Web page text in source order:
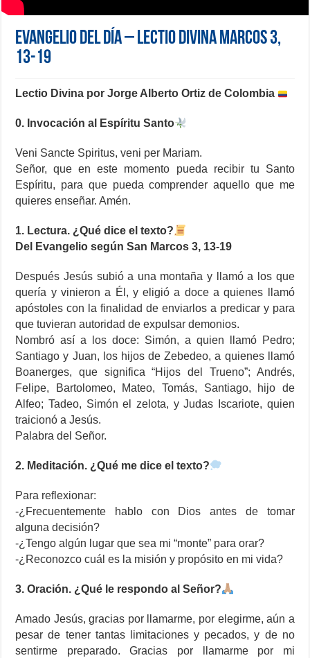
Evangelio del día – Lectio Divina Marcos 3,
13-19
Lectio Divina por Jorge Alberto Ortiz de Colombia
0. Invocación al Espíritu Santo
Veni Sancte Spiritus, veni per Mariam.
Señor, que en este momento pueda recibir tu Santo
Espíritu, para que pueda comprender aquello que me
quieres enseñar. Amén.
1. Lectura. ¿Qué dice el texto?
Del Evangelio según San Marcos 3, 13-19
Después Jesús subió a una montaña y llamó a los que
quería y vinieron a Él, y eligió a doce a quienes llamó
apóstoles con la finalidad de enviarlos a predicar y para
que tuvieran autoridad de expulsar demonios.
Nombró así a los doce: Simón, a quien llamó Pedro;
Santiago y Juan, los hijos de Zebedeo, a quienes llamó
Boanerges, que significa “Hijos del Trueno”; Andrés,
Felipe, Bartolomeo, Mateo, Tomás, Santiago, hijo de
Alfeo; Tadeo, Simón el zelota, y Judas Iscariote, quien
traicionó a Jesús.
Palabra del Señor.
2. Meditación. ¿Qué me dice el texto?
Para reflexionar:
-¿Frecuentemente hablo con Dios antes de tomar
alguna decisión?
-¿Tengo algún lugar que sea mi “monte” para orar?
-¿Reconozco cuál es la misión y propósito en mi vida?
3. Oración. ¿Qué le respondo al Señor?
Amado Jesús, gracias por llamarme, por elegirme, aún a
pesar de tener tantas limitaciones y pecados, y de no
sentirme preparado. Gracias por llamarme por mi